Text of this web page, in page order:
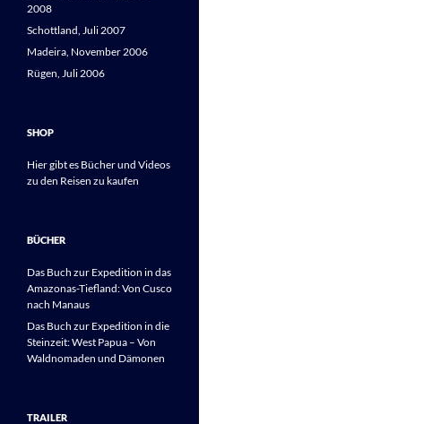
2008
Schottland, Juli 2007
Madeira, November 2006
Rügen, Juli 2006
SHOP
Hier gibt es Bücher und Videos
zu den Reisen zu kaufen
BÜCHER
Das Buch zur Expedition in das
Amazonas-Tiefland: Von Cusco
nach Manaus
Das Buch zur Expedition in die
Steinzeit: West Papua – Von
Waldnomaden und Dämonen
TRAILER